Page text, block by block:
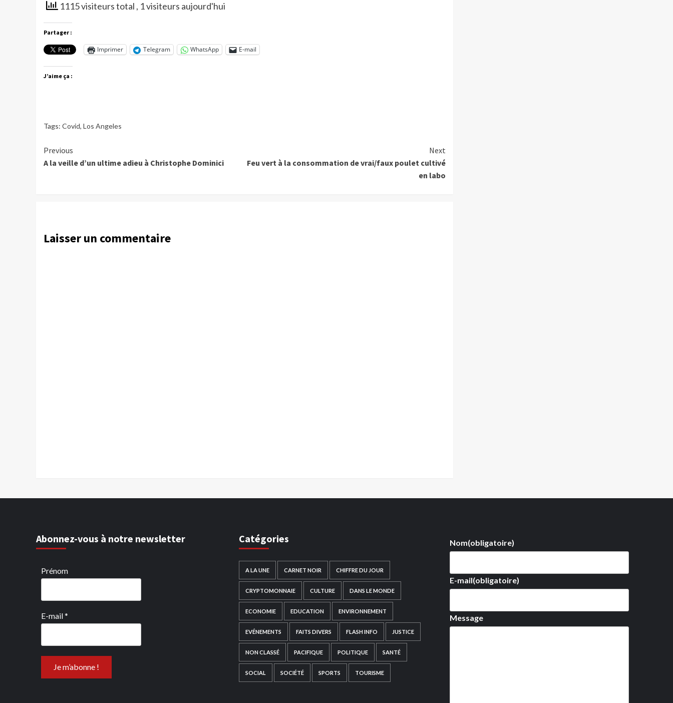
1115 visiteurs total , 1 visiteurs aujourd'hui
Partager :
Imprimer Telegram WhatsApp E-mail
J’aime ça :
Tags: Covid, Los Angeles
Continue
Reading
Previous
A la veille d’un ultime adieu à Christophe Dominici
Next
Feu vert à la consommation de vrai/faux poulet cultivé
en labo
Laisser un commentaire
Abonnez-vous à notre newsletter
Prénom
E-mail*
Catégories
A LA UNE CARNET NOIR CHIFFRE DU JOUR
CRYPTOMONNAIE CULTURE DANS LE MONDE
ECONOMIE EDUCATION ENVIRONNEMENT
EVÉNEMENTS FAITS DIVERS FLASH INFO JUSTICE
NON CLASSÉ PACIFIQUE POLITIQUE SANTÉ
SOCIAL SOCIÉTÉ SPORTS TOURISME
Nom(obligatoire)
E-mail(obligatoire)
Message